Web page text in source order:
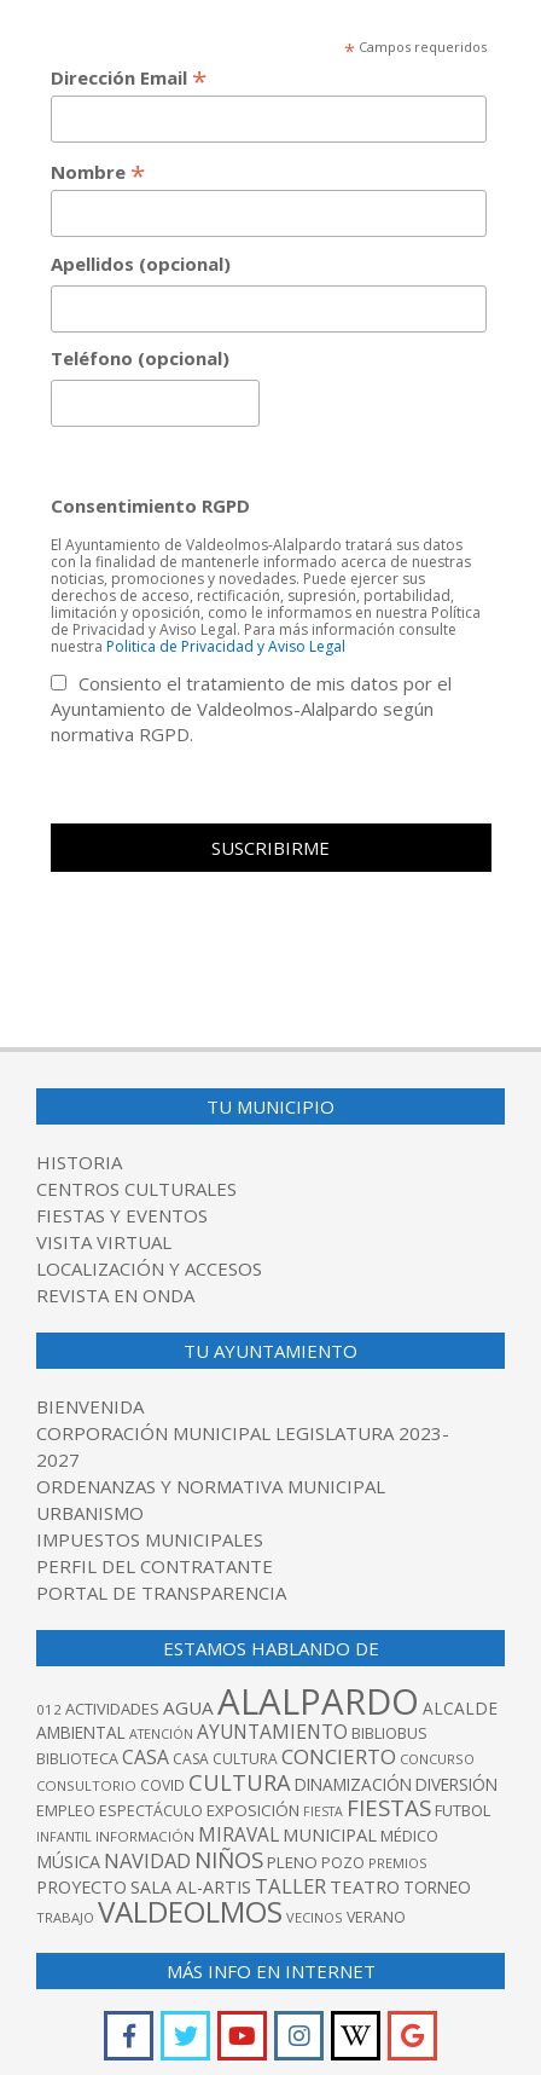
*Campos requeridos
Dirección Email *
Nombre *
Apellidos (opcional)
Teléfono (opcional)
Consentimiento RGPD
El Ayuntamiento de Valdeolmos-Alalpardo tratará sus datos
con la finalidad de mantenerle informado acerca de nuestras
noticias, promociones y novedades. Puede ejercer sus
derechos de acceso, rectificación, supresión, portabilidad,
limitación y oposición, como le informamos en nuestra Política
de Privacidad y Aviso Legal. Para más información consulte
nuestra Politica de Privacidad y Aviso Legal
Consiento el tratamiento de mis datos por el
Ayuntamiento de Valdeolmos-Alalpardo según
normativa RGPD.
TU MUNICIPIO
HISTORIA
CENTROS CULTURALES
FIESTAS Y EVENTOS
VISITA VIRTUAL
LOCALIZACIÓN Y ACCESOS
REVISTA EN ONDA
TU AYUNTAMIENTO
BIENVENIDA
CORPORACIÓN MUNICIPAL LEGISLATURA 2023-
2027
ORDENANZAS Y NORMATIVA MUNICIPAL
URBANISMO
IMPUESTOS MUNICIPALES
PERFIL DEL CONTRATANTE
PORTAL DE TRANSPARENCIA
ESTAMOS HABLANDO DE
012 ACTIVIDADES AGUAALALPARDO ALCALDE
AMBIENTAL ATENCIÓN AYUNTAMIENTO BIBLIOBUS
BIBLIOTECACASA CASA CULTURACONCIERTO CONCURSO
CONSULTORIO COVID CULTURA DINAMIZACIÓN DIVERSIÓN
EMPLEO ESPECTÁCULO EXPOSICIÓN FIESTA FIESTAS FUTBOL
INFANTIL INFORMACIÓN MIRAVAL MUNICIPAL MÉDICO
MÚSICA NAVIDAD NIÑOS PLENO POZO PREMIOS
PROYECTO SALA AL-ARTIS TALLER TEATRO TORNEO
TRABAJO VALDEOLMOS VECINOS VERANO
MÁS INFO EN INTERNET